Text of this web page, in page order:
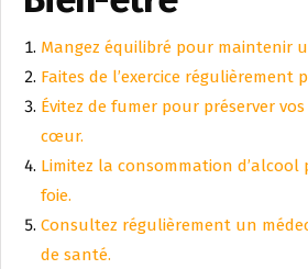
Mangez équilibré pour maintenir
Faites de l’exercice régulièrement
Évitez de fumer pour préserver
cœur.
Limitez la consommation
foie.
Consultez régulièrement un
de santé.